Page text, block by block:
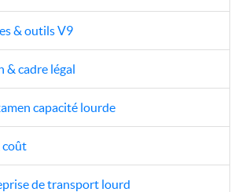
& outils V9
& cadre légal
capacité lourde
coût
de transport lourd